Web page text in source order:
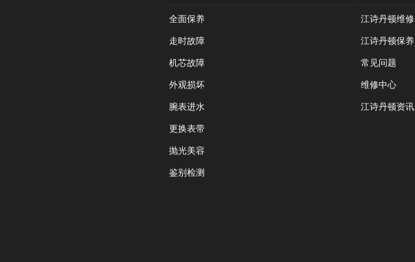
全面保养
走时故障
机芯故障
外观损坏
腕表进水
更换表带
抛光美容
鉴别检测
江诗丹顿维修
江诗丹顿保养
常见问题
维修中心
江诗丹顿资讯